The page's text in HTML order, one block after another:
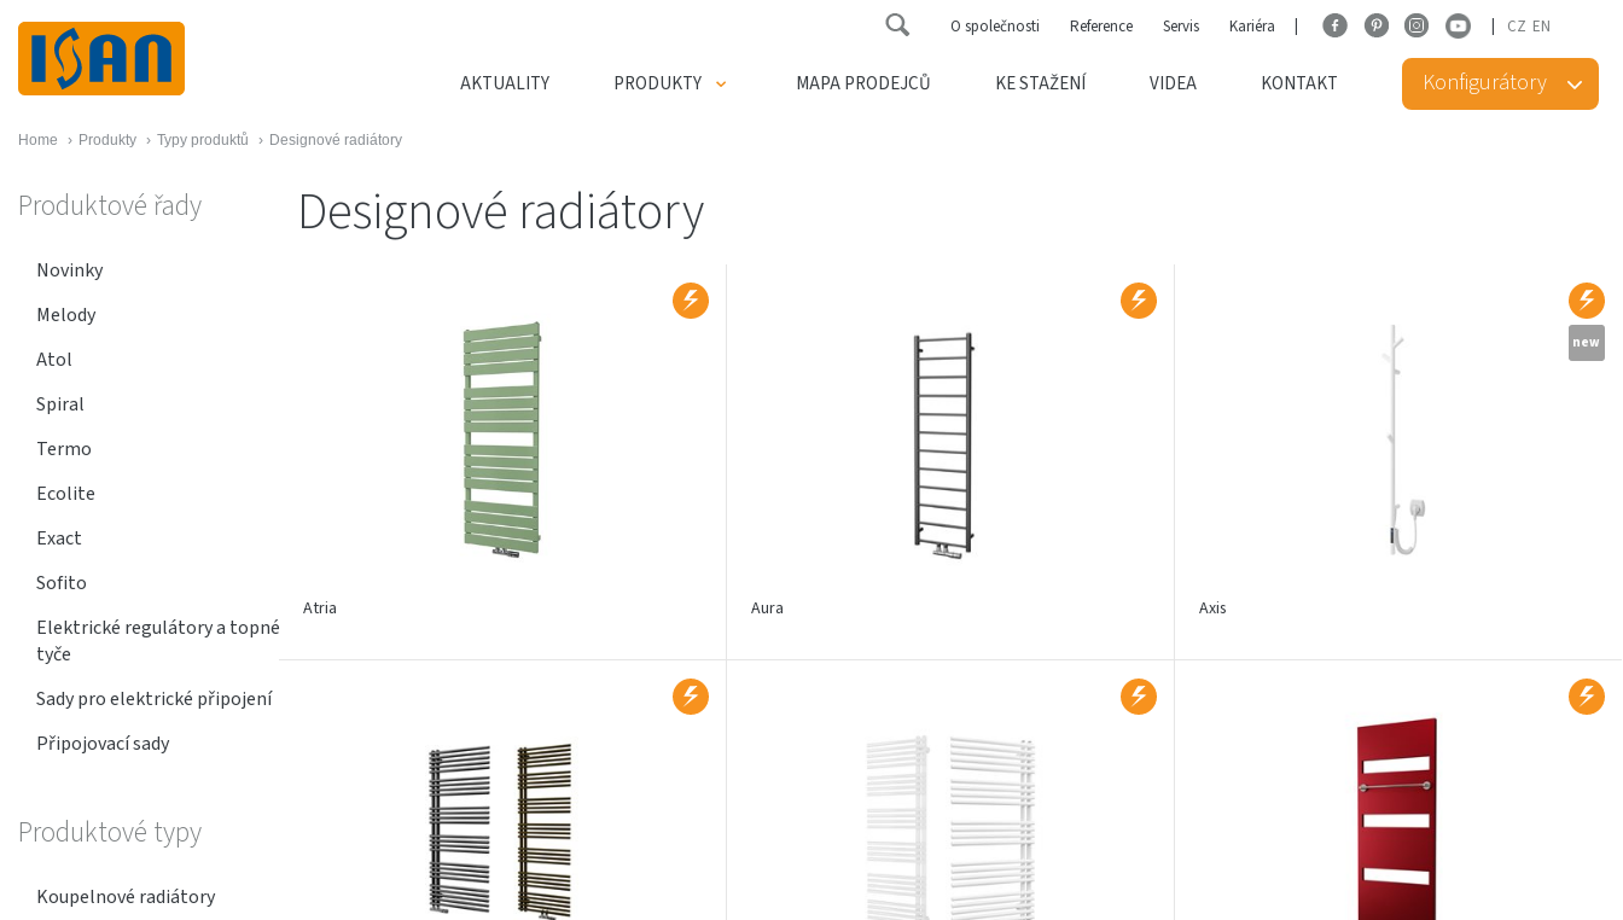
CZ EN
O společnosti Reference Servis Kariéra
AKTUALITY PRODUKTY MAPA PRODEJCŮ KE STAŽENÍ VIDEA KONTAKT Konfigurátory
Home › Produkty › Typy produktů › Designové radiátory
Produktové řady
Novinky
Melody
Atol
Spiral
Termo
Ecolite
Exact
Sofito
Elektrické regulátory a topné
tyče
Sady pro elektrické připojení
Připojovací sady
Produktové typy
Koupelnové radiátory
Designové radiátory
Atria Aura
new
Axis